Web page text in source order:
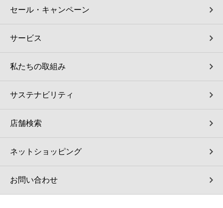
パウダースペース ラブン（店舗限定）
ソフトバンクギフト
セール・キャンペーン
サービス
私たちの取組み
サステナビリティ
店舗検索
ネットショッピング
お問い合わせ